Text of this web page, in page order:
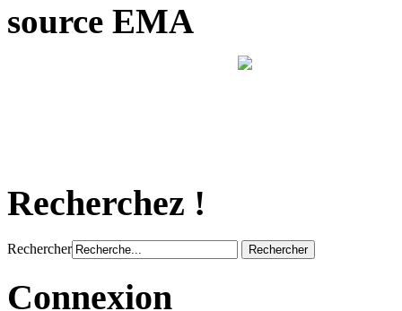
source EMA
Recherchez !
Rechercher
Connexion